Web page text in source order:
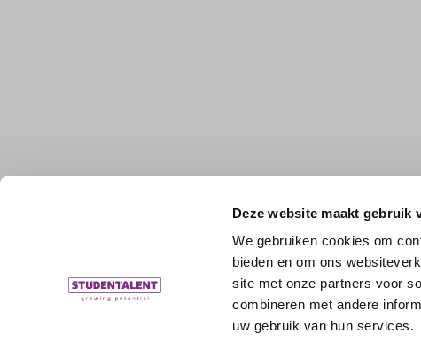
Deze website maakt gebruik
We gebruiken cookies om
bieden en om ons
site met onze partners voor
combineren met andere
uw gebruik van hun services.